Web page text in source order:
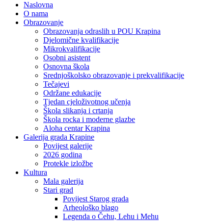
Naslovna
O nama
Obrazovanje
Obrazovanja odraslih u POU Krapina
Djelomične kvalifikacije
Mikrokvalifikacije
Osobni asistent
Osnovna škola
Srednjoškolsko obrazovanje i prekvalifikacije
Tečajevi
Održane edukacije
Tjedan cjeloživotnog učenja
Škola slikanja i crtanja
Škola rocka i moderne glazbe
Aloha centar Krapina
Galerija grada Krapine
Povijest galerije
2026 godina
Protekle izložbe
Kultura
Mala galerija
Stari grad
Povijest Starog grada
Arheološko blago
Legenda o Čehu, Lehu i Mehu